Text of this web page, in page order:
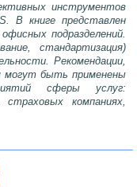
инструментов
В книге представлен
подразделений.
стандартизация)
Рекомендации,
могут быть применены
сферы услуг:
страховых компаниях,